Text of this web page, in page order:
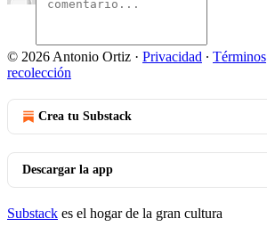
© 2026 Antonio Ortiz · Privacidad ∙ Términos
recolección
Crea tu Substack
Descargar la app
Substack es el hogar de la gran cultura